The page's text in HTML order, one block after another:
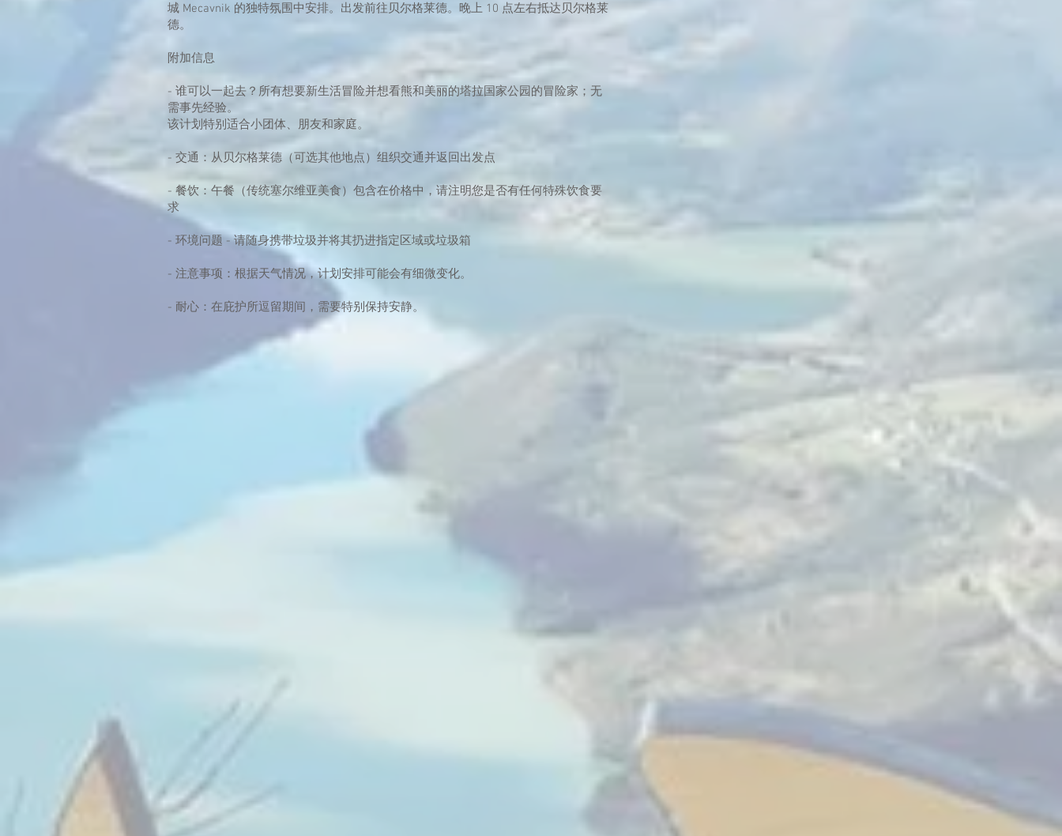
城 Mecavnik 的独特氛围中安排。出发前往贝尔格莱德。晚上 10 点左右抵达贝尔格莱
德。
附加信息
- 谁可以一起去？所有想要新生活冒险并想看熊和美丽的塔拉国家公园的冒险家；无
需事先经验。
该计划特别适合小团体、朋友和家庭。
- 交通：从贝尔格莱德（可选其他地点）组织交通并返回出发点
- 餐饮：午餐（传统塞尔维亚美食）包含在价格中，请注明您是否有任何特殊饮食要
求
- 环境问题 - 请随身携带垃圾并将其扔进指定区域或垃圾箱
- 注意事项：根据天气情况，计划安排可能会有细微变化。
- 耐心：在庇护所逗留期间，需要特别保持安静。